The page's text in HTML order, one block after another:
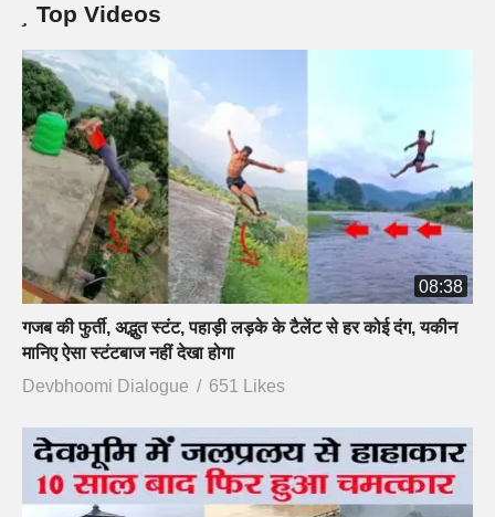
Top Videos
08:38
गजब की फुर्ती, अद्भुत स्टंट, पहाड़ी लड़के के टैलेंट से हर कोई दंग, यकीन
मानिए ऐसा स्टंटबाज नहीं देखा होगा
Devbhoomi Dialogue
651 Likes